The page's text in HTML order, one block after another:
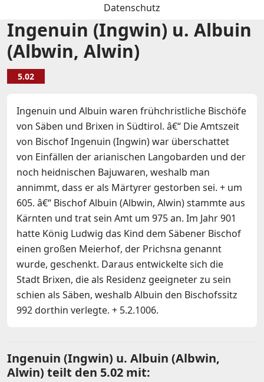
Datenschutz
Ingenuin (Ingwin) u. Albuin
(Albwin, Alwin)
5.02
Ingenuin und Albuin waren frühchristliche Bischöfe
von Säben und Brixen in Südtirol. â€“ Die Amtszeit
von Bischof Ingenuin (Ingwin) war überschattet
von Einfällen der arianischen Langobarden und der
noch heidnischen Bajuwaren, weshalb man
annimmt, dass er als Märtyrer gestorben sei. + um
605. â€“ Bischof Albuin (Albwin, Alwin) stammte aus
Kärnten und trat sein Amt um 975 an. Im Jahr 901
hatte König Ludwig das Kind dem Säbener Bischof
einen großen Meierhof, der Prichsna genannt
wurde, geschenkt. Daraus entwickelte sich die
Stadt Brixen, die als Residenz geeigneter zu sein
schien als Säben, weshalb Albuin den Bischofssitz
992 dorthin verlegte. + 5.2.1006.
Ingenuin (Ingwin) u. Albuin (Albwin,
Alwin) teilt den 5.02 mit: